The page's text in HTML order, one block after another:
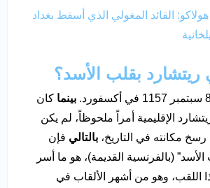
هولاكو: القائد المغولي الذي أسقط بغداد
ريتشارد بقلب الأسد؟
بينما كان
الإقليمية أمراً ملحوظاً، لم يكن
رسخ مكانته في التاريخ، بالتالي فإن
الأسد” (بالفرنسية القديمة)، هو ما أسر
اللقب، وهو من أشهر الألقاب في